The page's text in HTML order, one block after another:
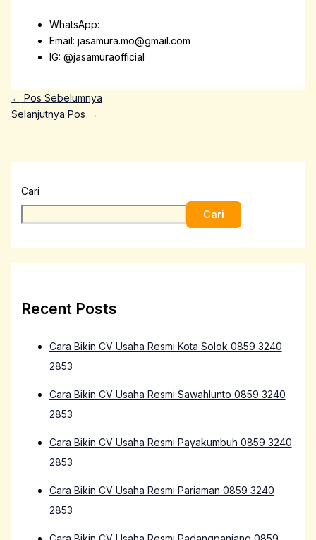
WhatsApp:
Email: jasamura.mo@gmail.com
IG: @jasamuraofficial
← Pos Sebelumnya
Selanjutnya Pos →
Cari
Cari
Recent Posts
Cara Bikin CV Usaha Resmi Kota Solok 0859 3240
2853
Cara Bikin CV Usaha Resmi Sawahlunto 0859 3240
2853
Cara Bikin CV Usaha Resmi Payakumbuh 0859 3240
2853
Cara Bikin CV Usaha Resmi Pariaman 0859 3240
2853